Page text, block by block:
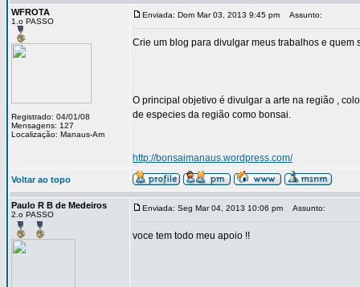
WFROTA
1.o PASSO
Registrado: 04/01/08
Mensagens: 127
Localização: Manaus-Am
Enviada: Dom Mar 03, 2013 9:45 pm Assunto:
Crie um blog para divulgar meus trabalhos e quem
O principal objetivo é divulgar a arte na região ,
de especies da região como bonsai.
http://bonsaimanaus.wordpress.com/
Voltar ao topo
Paulo R B de Medeiros
2.o PASSO
Enviada: Seg Mar 04, 2013 10:06 pm Assunto:
voce tem todo meu apoio !!